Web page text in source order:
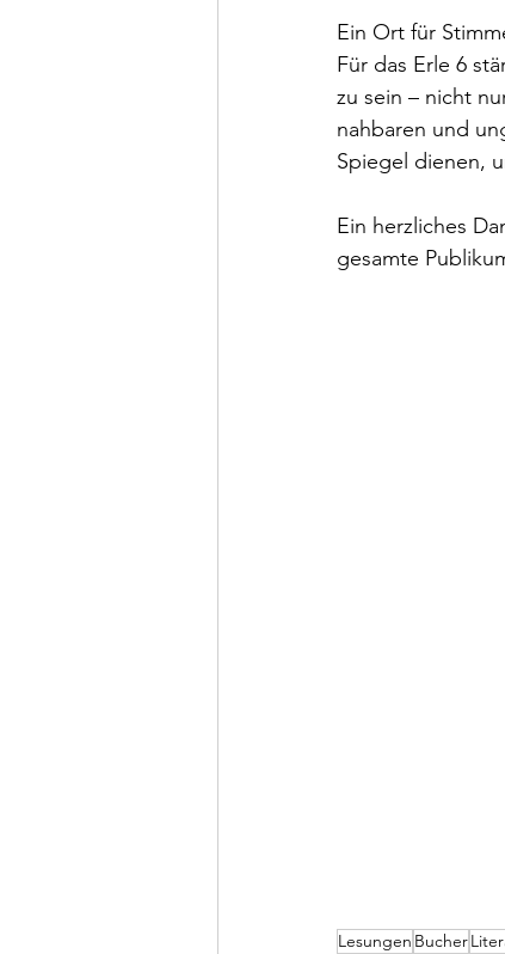
Ein Ort für
Für das Erle 6
zu sein – nicht
nahbaren und
Spiegel dienen,
Ein herzliches
gesamte
Lesungen Bucher